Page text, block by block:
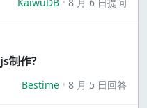
制作?
Bestime 8 月 5 日回答